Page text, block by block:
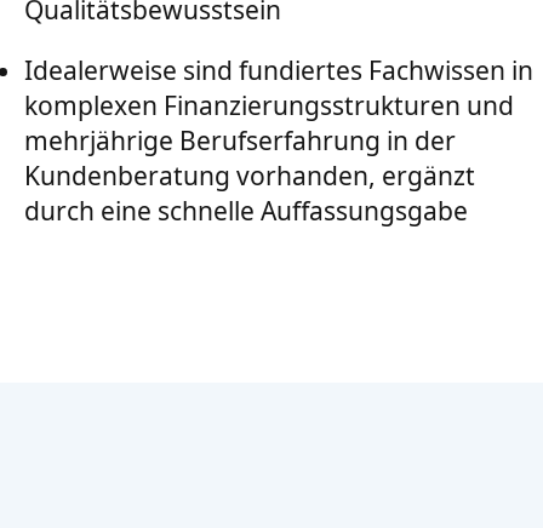
Qualitätsbewusstsein
Idealerweise sind fundiertes Fachwissen in
komplexen Finanzierungsstrukturen und
mehrjährige Berufserfahrung in der
Kundenberatung vorhanden, ergänzt
durch eine schnelle Auffassungsgabe